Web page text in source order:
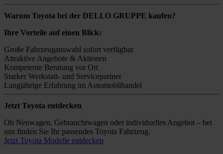
Warum Toyota bei der DELLO GRUPPE kaufen?
Ihre Vorteile auf einen Blick:
Große Fahrzeugauswahl sofort verfügbar
Attraktive Angebote & Aktionen
Kompetente Beratung vor Ort
Starker Werkstatt- und Servicepartner
Langjährige Erfahrung im Automobilhandel
Jetzt Toyota entdecken
Ob Neuwagen, Gebrauchtwagen oder individuelles Angebot – bei
uns finden Sie Ihr passendes Toyota Fahrzeug.
Jetzt Toyota Modelle entdecken